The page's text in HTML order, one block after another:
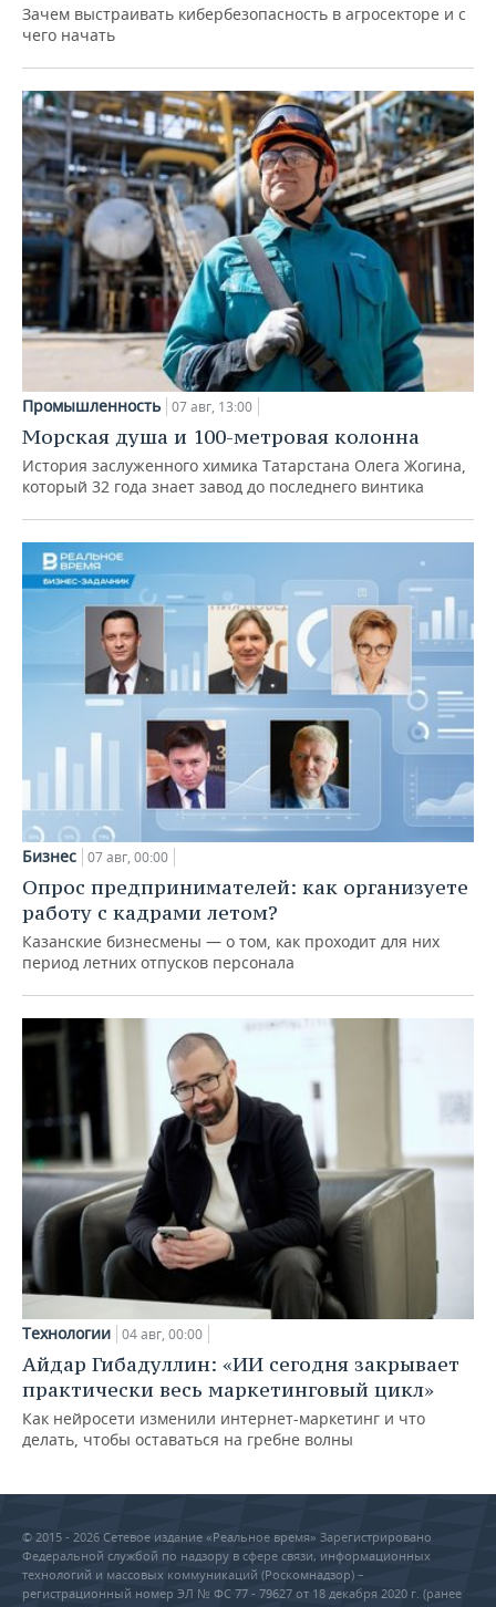
Зачем выстраивать кибербезопасность в агросекторе и с
чего начать
Промышленность 07 авг, 13:00
Морская душа и 100-метровая колонна
История заслуженного химика Татарстана Олега Жогина,
который 32 года знает завод до последнего винтика
Бизнес 07 авг, 00:00
Опрос предпринимателей: как организуете
работу с кадрами летом?
Казанские бизнесмены — о том, как проходит для них
период летних отпусков персонала
Технологии 04 авг, 00:00
Айдар Гибадуллин: «ИИ сегодня закрывает
практически весь маркетинговый цикл»
Как нейросети изменили интернет-маркетинг и что
делать, чтобы оставаться на гребне волны
© 2015 - 2026 Сетевое издание «Реальное время» Зарегистрировано
Федеральной службой по надзору в сфере связи, информационных
технологий и массовых коммуникаций (Роскомнадзор) –
регистрационный номер ЭЛ № ФС 77 - 79627 от 18 декабря 2020 г. (ранее